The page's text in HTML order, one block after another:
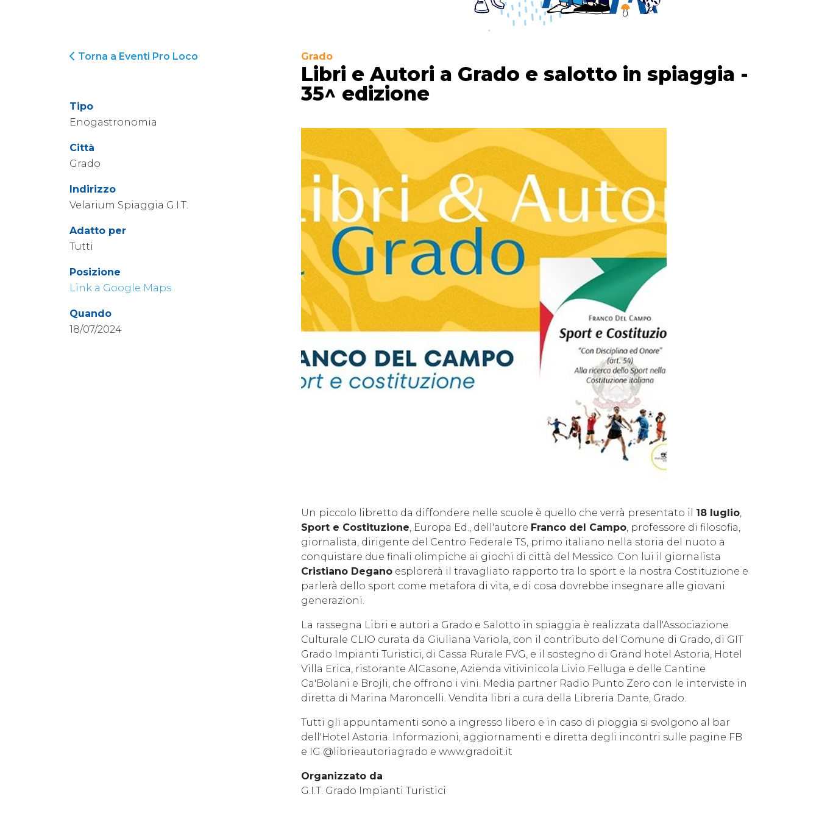
Torna a Eventi Pro Loco
Tipo
Enogastronomia
Città
Grado
Indirizzo
Velarium Spiaggia G.I.T.
Adatto per
Tutti
Posizione
Link a Google Maps
Quando
18/07/2024
Grado
Libri e Autori a Grado e salotto in spiaggia -
35^ edizione
Un piccolo libretto da diffondere nelle scuole è quello che verrà presentato il 18 luglio,
Sport e Costituzione, Europa Ed., dell'autore Franco del Campo, professore di filosofia,
giornalista, dirigente del Centro Federale TS, primo italiano nella storia del nuoto a
conquistare due finali olimpiche ai giochi di città del Messico. Con lui il giornalista
Cristiano Degano esplorerà il travagliato rapporto tra lo sport e la nostra Costituzione e
parlerà dello sport come metafora di vita, e di cosa dovrebbe insegnare alle giovani
generazioni.
La rassegna Libri e autori a Grado e Salotto in spiaggia è realizzata dall'Associazione
Culturale CLIO curata da Giuliana Variola, con il contributo del Comune di Grado, di GIT
Grado Impianti Turistici, di Cassa Rurale FVG, e il sostegno di Grand hotel Astoria, Hotel
Villa Erica, ristorante AlCasone, Azienda vitivinicola Livio Felluga e delle Cantine
Ca'Bolani e Brojli, che offrono i vini. Media partner Radio Punto Zero con le interviste in
diretta di Marina Maroncelli. Vendita libri a cura della Libreria Dante, Grado.
Tutti gli appuntamenti sono a ingresso libero e in caso di pioggia si svolgono al bar
dell'Hotel Astoria. Informazioni, aggiornamenti e diretta degli incontri sulle pagine FB
e IG @librieautoriagrado e www.gradoit.it
Organizzato da
G.I.T. Grado Impianti Turistici